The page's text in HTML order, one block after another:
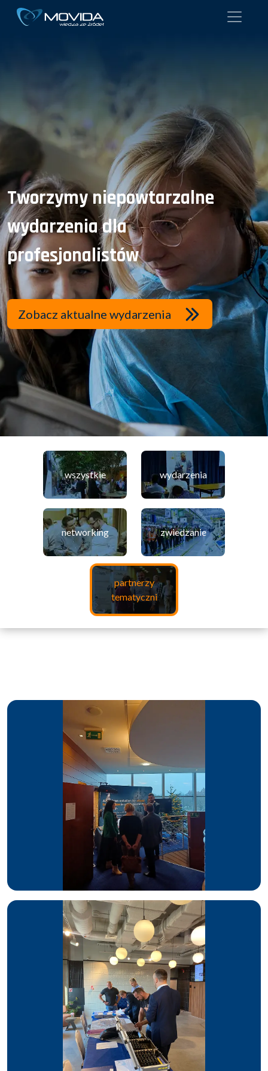
Tworzymy niepowtarzalne
wydarzenia dla
profesjonalistów
Zobacz aktualne wydarzenia
wszystkie
networking
partnerzy
tematyczni
wydarzenia
zwiedzanie